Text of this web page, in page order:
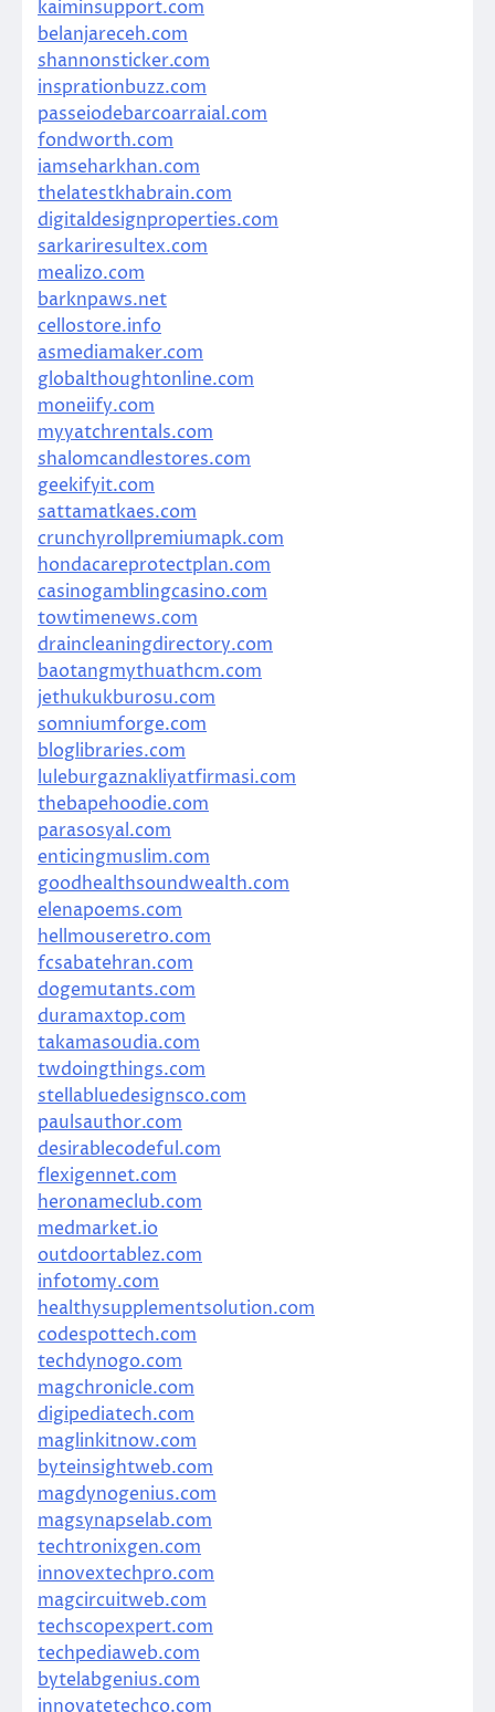
kaiminsupport.com
belanjareceh.com
shannonsticker.com
insprationbuzz.com
passeiodebarcoarraial.com
fondworth.com
iamseharkhan.com
thelatestkhabrain.com
digitaldesignproperties.com
sarkariresultex.com
mealizo.com
barknpaws.net
cellostore.info
asmediamaker.com
globalthoughtonline.com
moneiify.com
myyatchrentals.com
shalomcandlestores.com
geekifyit.com
sattamatkaes.com
crunchyrollpremiumapk.com
hondacareprotectplan.com
casinogamblingcasino.com
towtimenews.com
draincleaningdirectory.com
baotangmythuathcm.com
jethukukburosu.com
somniumforge.com
bloglibraries.com
luleburgaznakliyatfirmasi.com
thebapehoodie.com
parasosyal.com
enticingmuslim.com
goodhealthsoundwealth.com
elenapoems.com
hellmouseretro.com
fcsabatehran.com
dogemutants.com
duramaxtop.com
takamasoudia.com
twdoingthings.com
stellabluedesignsco.com
paulsauthor.com
desirablecodeful.com
flexigennet.com
heronameclub.com
medmarket.io
outdoortablez.com
infotomy.com
healthysupplementsolution.com
codespottech.com
techdynogo.com
magchronicle.com
digipediatech.com
maglinkitnow.com
byteinsightweb.com
magdynogenius.com
magsynapselab.com
techtronixgen.com
innovextechpro.com
magcircuitweb.com
techscopexpert.com
techpediaweb.com
bytelabgenius.com
innovatetechco.com